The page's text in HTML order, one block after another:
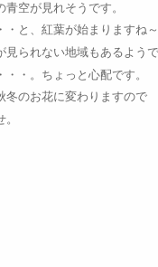
空が見れそうです。
と、紅葉が始まりますね～
見られない地域もあるようで
・。ちょっと心配です。
冬のお花に変わりますので